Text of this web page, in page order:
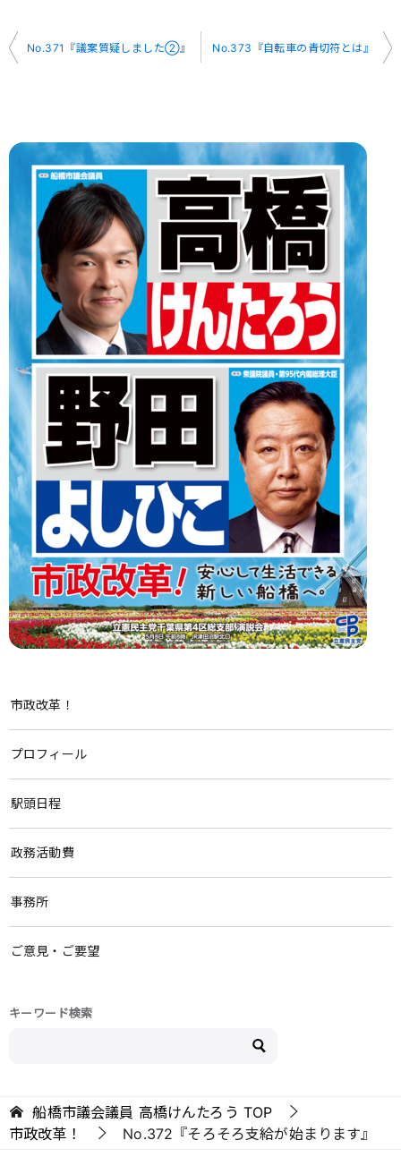
投
ゲ
ン
No.371『議案質疑しました②』 No.373『自転車の青切符とは』
市政改革！
プロフィール
駅頭日程
政務活動費
事務所
ご意見・ご要望
キーワード検索
船橋市議会議員 高橋けんたろう TOP
市政改革！
No.372『そろそろ支給が始まります』